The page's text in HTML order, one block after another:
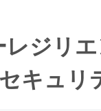
レジリ
キュリ